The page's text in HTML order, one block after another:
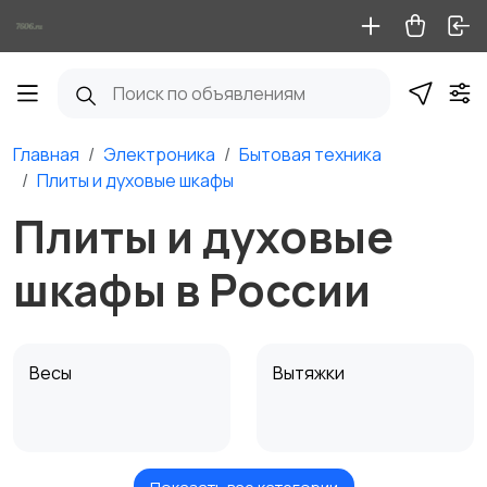
Главная Электроника
Бытовая техника
Плиты и духовые шкафы
Плиты и духовые
шкафы в России
Весы Вытяжки